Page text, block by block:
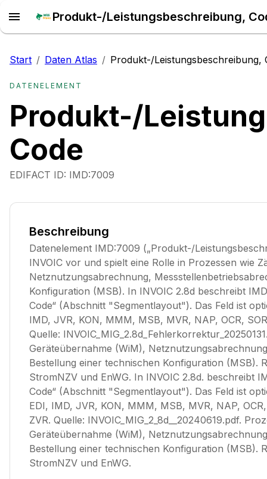
Produkt-/Leistungsbeschreibung,
Start / Daten Atlas / Produkt-/Leistungsbeschreibung,
DATENELEMENT
Produkt-/
Code
EDIFACT ID: IMD:7009
Beschreibung
Datenelement IMD:7009 („Produkt-/
INVOIC vor und spielt eine Rolle in Prozessen wie
Netznutzungsabrechnung,
Konfiguration (MSB). In INVOIC 2.8d beschreibt
Code“ (Abschnitt "Segmentlayout"). Das Feld ist
IMD, JVR, KON, MMM, MSB, MVR, NAP, OCR,
Quelle:
Geräteübernahme (WiM),
Bestellung einer technischen Konfiguration (MSB).
StromNZV und EnWG. In INVOIC 2.8d. beschreibt
Code“ (Abschnitt "Segmentlayout"). Das Feld ist
EDI, IMD, JVR, KON, MMM, MSB, MVR, NAP,
ZVR. Quelle: INVOIC_MIG_2_8d__20240619.pdf.
Geräteübernahme (WiM),
Bestellung einer technischen Konfiguration (MSB).
StromNZV und EnWG.